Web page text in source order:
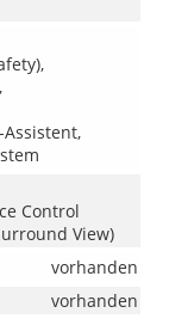
Control
View)
vorhanden
vorhanden